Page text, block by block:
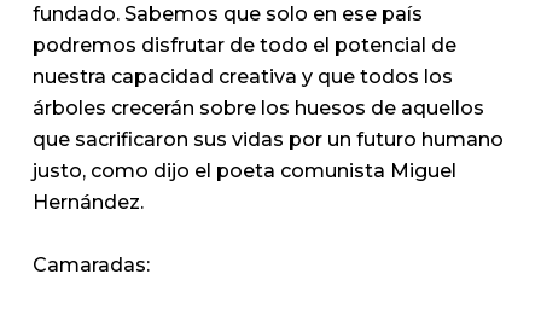
fundado. Sabemos que solo en ese país
podremos disfrutar de todo el potencial de
nuestra capacidad creativa y que todos los
árboles crecerán sobre los huesos de aquellos
que sacrificaron sus vidas por un futuro humano
justo, como dijo el poeta comunista Miguel
Hernández.
Camaradas: